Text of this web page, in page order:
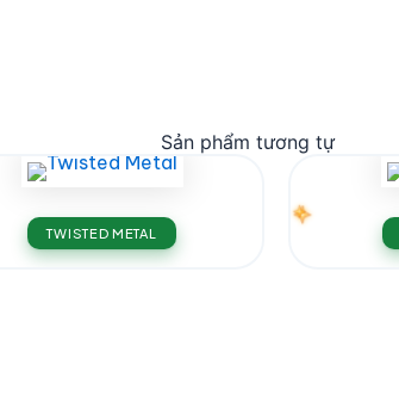
Sản phẩm tương tự
TWISTED METAL